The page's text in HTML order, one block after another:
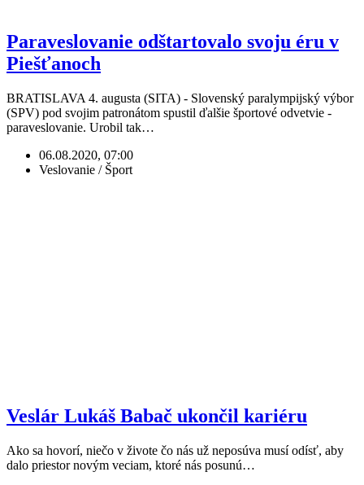
Paraveslovanie odštartovalo svoju éru v
Piešťanoch
BRATISLAVA 4. augusta (SITA) - Slovenský paralympijský výbor
(SPV) pod svojim patronátom spustil ďalšie športové odvetvie -
paraveslovanie. Urobil tak…
06.08.2020, 07:00
Veslovanie / Šport
Veslár Lukáš Babač ukončil kariéru
Ako sa hovorí, niečo v živote čo nás už neposúva musí odísť, aby
dalo priestor novým veciam, ktoré nás posunú…